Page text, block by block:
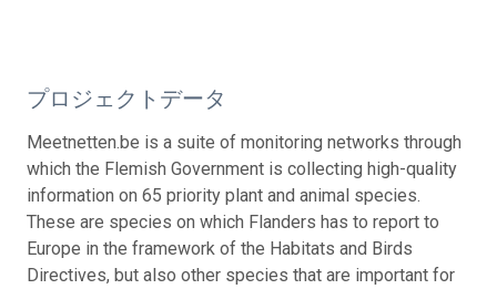
プロジェクトデータ
Meetnetten.be is a suite of monitoring networks through
which the Flemish Government is collecting high-quality
information on 65 priority plant and animal species.
These are species on which Flanders has to report to
Europe in the framework of the Habitats and Birds
Directives, but also other species that are important for